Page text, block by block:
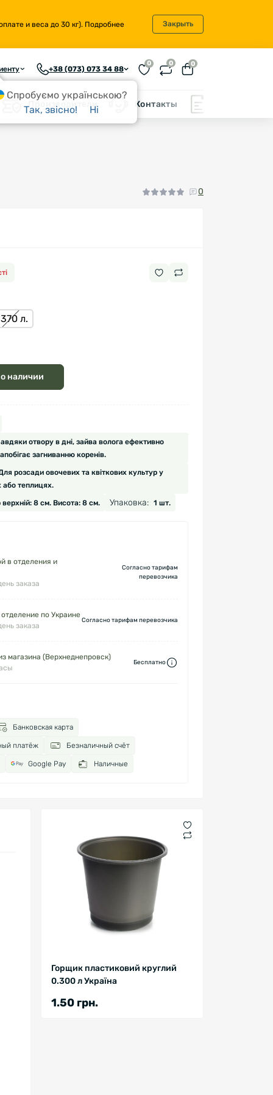
и веса до 30 кг). Подробнее Закрыть
+38 (073) 073 34 88
0 0 0
Производители Контакты
0
л.
наличии
отвору в дні, зайва волога ефективно
загниванню коренів.
розсади овочевих та квіткових культур у
теплицях.
верхній: 8 см. Висота: 8 см. Упаковка: 1 шт.
в отделения и
заказа
Согласно тарифам
перевозчика
по Украине
заказа
Согласно тарифам перевозчика
магазина (Верхнеднепровск)
Бесплатно
Банковская карта
платёж Безналичный счёт
Google Pay Наличные
Горщик пластиковий круглий
0.300 л Україна
1.50 грн.
Спробуємо українською?
Так, звісно!
Ні